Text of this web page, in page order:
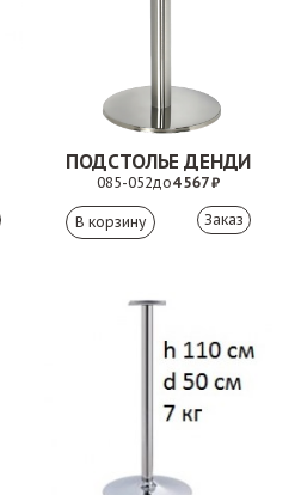
ПОДСТОЛЬЕ ДЕНДИ
085-052до4 567 ₽
Заказ